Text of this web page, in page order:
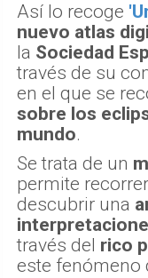
Así lo recoge
nuevo atlas
la Sociedad
través de su
en el que se
sobre los
mundo.
Se trata de un
permite
descubrir una
través del rico
este fenómeno